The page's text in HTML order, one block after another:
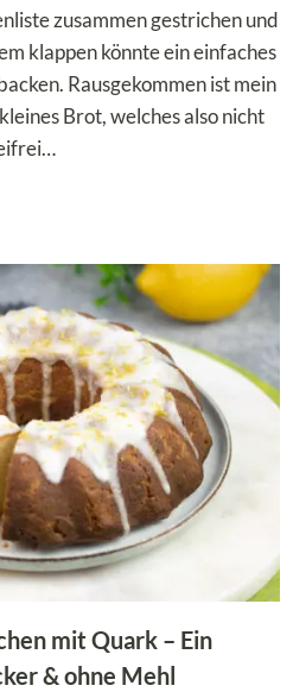
zusammen gestrichen und
klappen könnte ein einfaches
Rausgekommen ist mein
Brot, welches also nicht
mit Quark – Ein
& ohne Mehl